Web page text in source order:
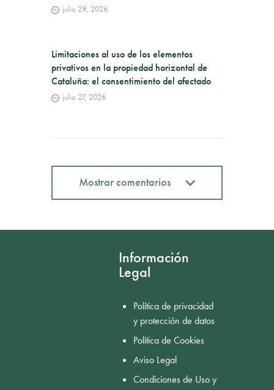
julio 29, 2026
Limitaciones al uso de los elementos
privativos en la propiedad horizontal de
Cataluña: el consentimiento del afectado
julio 27, 2026
Mostrar comentarios
Información
Legal
Política de privacidad
y protección de datos
Política de Cookies
Aviso Legal
Condiciones de Uso y